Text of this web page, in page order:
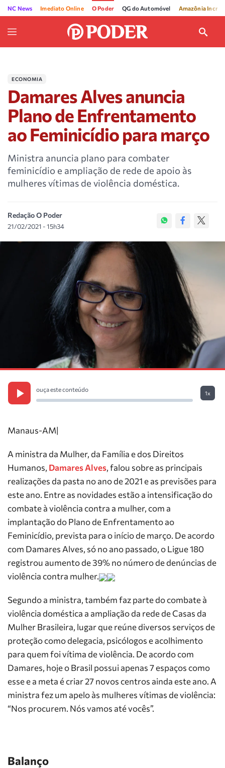
NC News Imediato Online O Poder QG do Automóvel Amazônia
ECONOMIA
Damares Alves anuncia
Plano de Enfrentamento
ao Feminicídio para março
Ministra anuncia plano para combater
feminicídio e ampliação de rede de apoio às
mulheres vítimas de violência doméstica.
Redação O Poder
21/02/2021 - 15h34
ouça este conteúdo
1x
Manaus-AM|
A ministra da Mulher, da Família e dos Direitos
Humanos, Damares Alves, falou sobre as principais
realizações da pasta no ano de 2021 e as previsões para
este ano. Entre as novidades estão a intensificação do
combate à violência contra a mulher, com a
implantação do Plano de Enfrentamento ao
Feminicídio, prevista para o início de março. De acordo
com Damares Alves, só no ano passado, o Ligue 180
registrou aumento de 39% no número de denúncias de
violência contra mulher.
Segundo a ministra, também faz parte do combate à
violência doméstica a ampliação da rede de Casas da
Mulher Brasileira, lugar que reúne diversos serviços de
proteção como delegacia, psicólogos e acolhimento
para quem foi vítima de violência. De acordo com
Damares, hoje o Brasil possui apenas 7 espaços como
esse e a meta é criar 27 novos centros ainda este ano. A
ministra fez um apelo às mulheres vítimas de violência:
“Nos procurem. Nós vamos até vocês”.
Balanço